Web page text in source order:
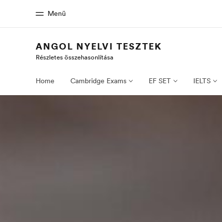
Menü
Üdvözlünk az EF-nél
Az összes
ANGOL NYELVI TESZTEK
Részletes összehasonlítása
Home Cambridge Exams EF SET IELTS